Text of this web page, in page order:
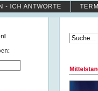
- ICH ANTWORTE